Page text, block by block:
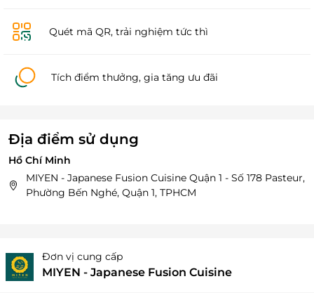
Quét mã QR, trải nghiệm tức thì
Tích điểm thưởng, gia tăng ưu đãi
Địa điểm sử dụng
Hồ Chí Minh
MIYEN - Japanese Fusion Cuisine Quận 1 - Số 178 Pasteur,
Phường Bến Nghé, Quận 1, TPHCM
Đơn vị cung cấp
MIYEN - Japanese Fusion Cuisine